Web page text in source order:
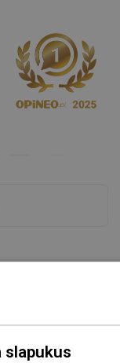
slapukus